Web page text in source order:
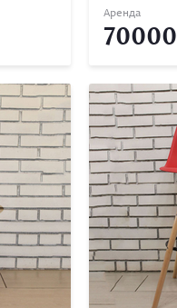
Аренда
70000